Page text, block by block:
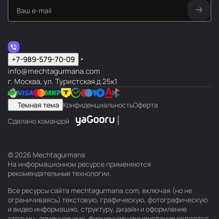
и,
1кг я
Исп
ани 0
я
ия 750
я
ия)
г
+7-989-579-70-09
info@mechtagurmana.com
г. Москва, ул. Туристская д 25к1
Темная тема КонфиденциальностьОферта
Сделано командой
© 2026 Mechtagurmana
На информационном ресурсе применяются
рекомендательные технологии.
Все ресурсы сайта mechtagurmana.com, включая (но не
ограничиваясь) текстовую, графическую, фотографическую
и видео информацию, структуру, дизайн и оформление